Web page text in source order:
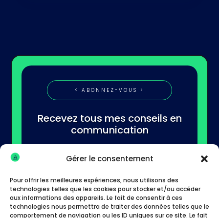
Gérer le consentement
Pour offrir les meilleures expériences, nous utilisons des
technologies telles que les cookies pour stocker et/ou accéder
aux informations des appareils. Le fait de consentir à ces
technologies nous permettra de traiter des données telles que le
comportement de navigation ou les ID uniques sur ce site. Le fait
< ABONNEZ-VOUS >
Recevez tous mes conseils en
communication
S'abonner